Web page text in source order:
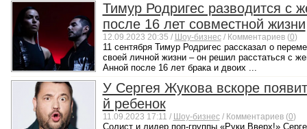
Тимур Родригес разводится с
после 16 лет совместной жизни
12.09.2023 20:35 / Шоу-бизнес/ Комментариев (0)
11 сентября Тимур Родригес рассказал о
своей личной жизни – он решил расстаться с
Анной после 16 лет брака и двоих ...
У Сергея Жукова вскоре
й ребенок
11.09.2023 17:11 / Шоу-бизнес/ Комментариев (0)
Солист и лидер поп-группы «Руки Вверх!»